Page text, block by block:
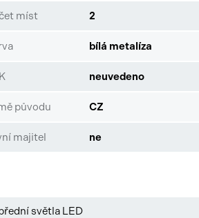
míst 2
bílá metalíza
neuvedeno
původu CZ
majitel ne
světla LED